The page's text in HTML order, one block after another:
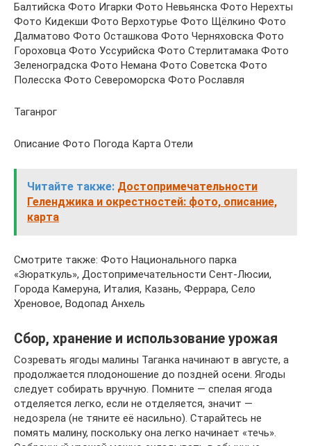
Балтийска Фото Игарки Фото Невьянска Фото Нерехты
Фото Кидекши Фото Верхотурье Фото Щёлкино Фото
Далматово Фото Осташкова Фото Черняховска Фото
Гороховца Фото Уссурийска Фото Стерлитамака Фото
Зеленоградска Фото Немана Фото Советска Фото
Полесска Фото Североморска Фото Рославля
Таганрог
Описание Фото Погода Карта Отели
Читайте также: Достопримечательности
Геленджика и окрестностей: фото, описание,
карта
Смотрите также: Фото Национального парка
«Зюраткуль», Достопримечательности Сент-Люсии,
Города Камеруна, Италия, Казань, Феррара, Село
Хреновое, Водопад Анхель
Сбор, хранение и использование урожая
Созревать ягоды малины Таганка начинают в августе, а
продолжается плодоношение до поздней осени. Ягоды
следует собирать вручную. Помните — спелая ягода
отделяется легко, если не отделяется, значит —
недозрела (не тяните её насильно). Старайтесь не
помять малину, поскольку она легко начинает «течь».